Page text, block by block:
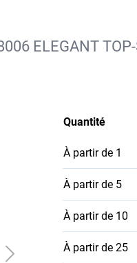
ELEGANT
Quantité
À partir de 1
À partir de 5
À partir de 10
À partir de 25